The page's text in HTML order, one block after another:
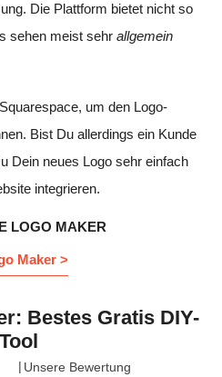
Die Plattform bietet nicht so
sehen meist sehr allgemein
um den Logo-
Bist Du allerdings ein Kunde
Dein neues Logo sehr einfach
integrieren.
LOGO MAKER
Maker >
Bestes Gratis DIY-
Tool
Unsere Bewertung